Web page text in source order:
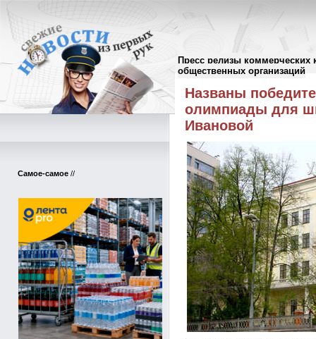
Пресс релизы коммерческих
общественных организаций
Самое-самое //
Пресс-релизы//
Названы
олимпиады для
Ивановой